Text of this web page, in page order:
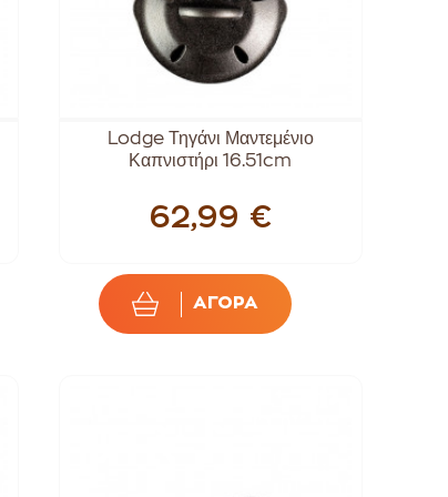
Lodge Τηγάνι Μαντεμένιο
Καπνιστήρι 16.51cm
62,99 €
ΑΓΟΡΑ